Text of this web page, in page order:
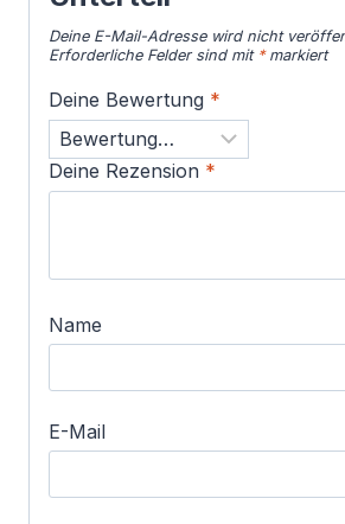
Deine E-Mail-Adresse wird nicht
Erforderliche Felder sind mit *markiert
Deine Bewertung *
Deine Rezension *
Name
E-Mail